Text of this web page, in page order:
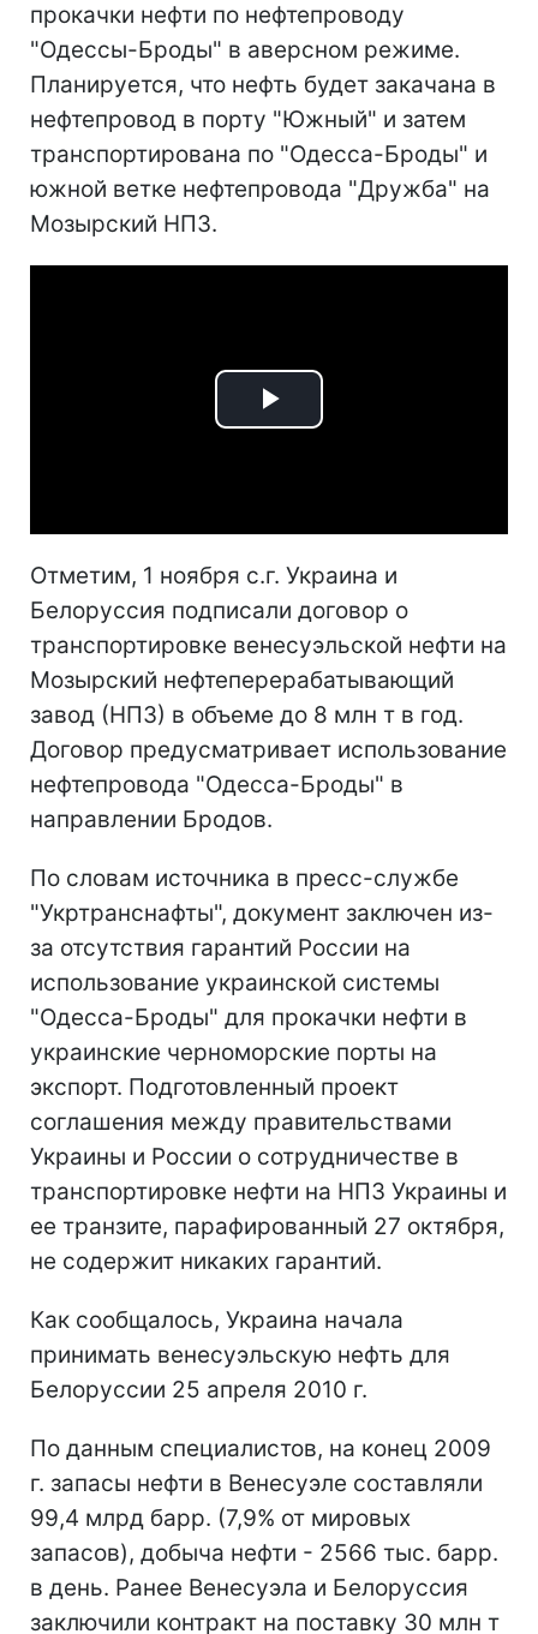
прокачки нефти по нефтепроводу
"Одессы-Броды" в аверсном режиме.
Планируется, что нефть будет закачана в
нефтепровод в порту "Южный" и затем
транспортирована по "Одесса-Броды" и
южной ветке нефтепровода "Дружба" на
Мозырский НПЗ.
Play
Отметим, 1 ноября с.г. Украина и
Белоруссия подписали договор о
транспортировке венесуэльской нефти на
Мозырский нефтеперерабатывающий
завод (НПЗ) в объеме до 8 млн т в год.
Договор предусматривает использование
нефтепровода "Одесса-Броды" в
направлении Бродов.
По словам источника в пресс-службе
"Укртранснафты", документ заключен из-
за отсутствия гарантий России на
использование украинской системы
"Одесса-Броды" для прокачки нефти в
украинские черноморские порты на
экспорт. Подготовленный проект
соглашения между правительствами
Украины и России о сотрудничестве в
транспортировке нефти на НПЗ Украины и
ее транзите, парафированный 27 октября,
не содержит никаких гарантий.
Как сообщалось, Украина начала
принимать венесуэльскую нефть для
Белоруссии 25 апреля 2010 г.
По данным специалистов, на конец 2009
г. запасы нефти в Венесуэле составляли
99,4 млрд барр. (7,9% от мировых
запасов), добыча нефти - 2566 тыс. барр.
в день. Ранее Венесуэла и Белоруссия
заключили контракт на поставку 30 млн т